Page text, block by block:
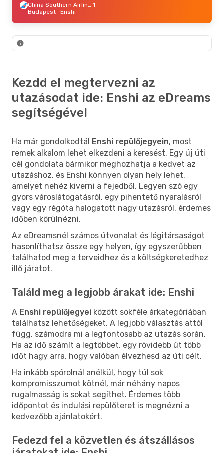
China Southern Airlines 1
Budapest- Enshi
Kezdd el megtervezni az
utazásodat ide: Enshi az eDreams
segítségével
Ha már gondolkodtál Enshi repülőjegyein, most
remek alkalom lehet elkezdeni a keresést. Egy új úti
cél gondolata bármikor meghozhatja a kedvet az
utazáshoz, és Enshi könnyen olyan hely lehet,
amelyet nehéz kiverni a fejedből. Legyen szó egy
gyors városlátogatásról, egy pihentető nyaralásról
vagy egy régóta halogatott nagy utazásról, érdemes
időben körülnézni.
Az eDreamsnél számos útvonalat és légitársaságot
hasonlíthatsz össze egy helyen, így egyszerűbben
találhatod meg a terveidhez és a költségkeretedhez
illő járatot.
Találd meg a legjobb árakat ide: Enshi
A Enshi repülőjegyei között sokféle árkategóriában
találhatsz lehetőségeket. A legjobb választás attól
függ, számodra mi a legfontosabb az utazás során.
Ha az idő számít a legtöbbet, egy rövidebb út több
időt hagy arra, hogy valóban élvezhesd az úti célt.
Ha inkább spórolnál anélkül, hogy túl sok
kompromisszumot kötnél, már néhány napos
rugalmasság is sokat segíthet. Érdemes több
időpontot és indulási repülőteret is megnézni a
kedvezőbb ajánlatokért.
Fedezd fel a közvetlen és átszállásos